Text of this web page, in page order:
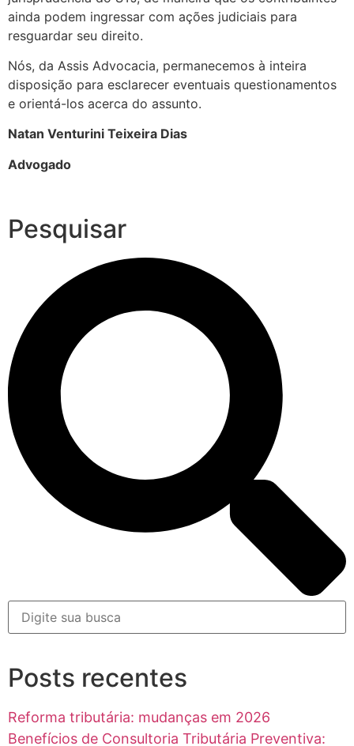
ainda podem ingressar com ações judiciais para
resguardar seu direito.
Nós, da Assis Advocacia, permanecemos à inteira
disposição para esclarecer eventuais questionamentos
e orientá-los acerca do assunto.
Natan Venturini Teixeira Dias
Advogado
Pesquisar
Posts recentes
Reforma tributária: mudanças em 2026
Benefícios de Consultoria Tributária Preventiva: